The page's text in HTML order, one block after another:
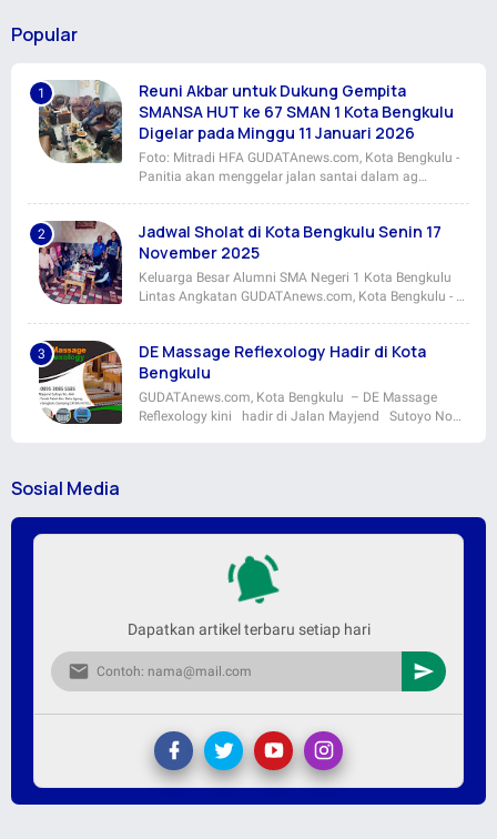
Popular
Reuni Akbar untuk Dukung Gempita
SMANSA HUT ke 67 SMAN 1 Kota Bengkulu
Digelar pada Minggu 11 Januari 2026
Foto: Mitradi HFA GUDATAnews.com, Kota Bengkulu -
Panitia akan menggelar jalan santai dalam ag…
Jadwal Sholat di Kota Bengkulu Senin 17
November 2025
Keluarga Besar Alumni SMA Negeri 1 Kota Bengkulu
Lintas Angkatan GUDATAnews.com, Kota Bengkulu - …
DE Massage Reflexology Hadir di Kota
Bengkulu
GUDATAnews.com, Kota Bengkulu – DE Massage
Reflexology kini hadir di Jalan Mayjend Sutoyo No…
Sosial Media
Dapatkan artikel terbaru setiap hari